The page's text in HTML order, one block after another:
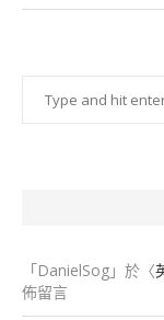
「DanielSog 」於〈
佈留言